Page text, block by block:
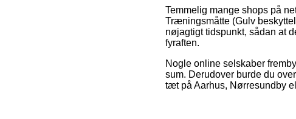
Temmelig mange shops på
Træningsmåtte (Gulv
nøjagtigt tidspunkt, sådan at
fyraften.
Nogle online selskaber
sum. Derudover burde du
tæt på Aarhus, Nørresundby